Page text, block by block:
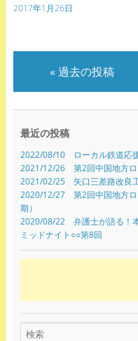
2017年1月26日
« 過去の投稿
最近の投稿
2022/08/10 ローカル鉄道応
2021/12/26 第2回中国地方ロ
2021/02/25 矢口三差路改良工
2020/12/27 第2回中国地方ロ
期）
2020/08/22 弁護士が語る！
ミッドナイト○○第8回